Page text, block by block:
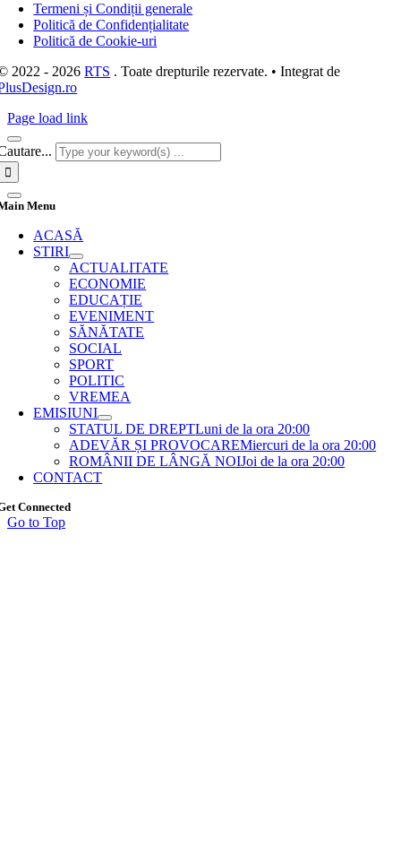
Termeni și Condiții generale
Politică de Confidențialitate
Politică de Cookie-uri
2022 - 2026RTS . Toate drepturile rezervate. • Integrat de
Page load link
Menu
ACASĂ
STIRI
ACTUALITATE
ECONOMIE
EDUCAȚIE
EVENIMENT
SĂNĂTATE
SOCIAL
SPORT
POLITIC
VREMEA
EMISIUNI
STATUL DE DREPTLuni de la ora 20:00
ADEVĂR ȘI PROVOCAREMiercuri de la ora 20:00
ROMÂNII DE LÂNGĂ NOIJoi de la ora 20:00
CONTACT
Connected
Go to Top